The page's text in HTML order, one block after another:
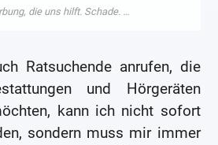
Ratsuchende anrufen, die
und Hörgeräten
kann ich nicht sofort
sondern muss mir immer